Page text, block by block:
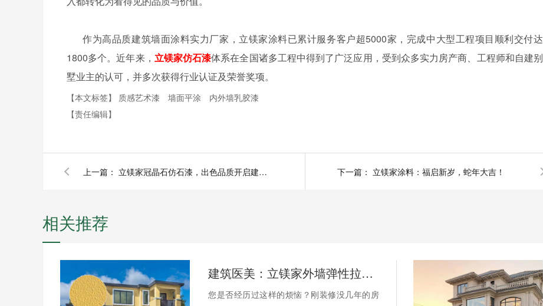
作为高品质建筑墙面涂料实力厂家，立镁家涂料已累计服务客户超5000家，完成中大型工程项目顺利交付达
1800多个。近年来， 立镁家仿石漆体系在全国诸多工程中得到了广泛应用，受到众多实力房产商、工程师和自建别
墅业主的认可，并多次获得行业认证及荣誉奖项。
【本文标签】 质感艺术漆 墙面平涂
内外墙乳胶漆
【责任编辑】
上一篇： 立镁家冠晶石仿石漆，出色品质开启建筑美学之旅！ 下一篇： 立镁家涂料：福启新岁，蛇年大吉！
相关推荐
建筑医美：立镁家外墙弹性拉毛漆的立体防护美学
您是否经历过这样的烦恼？刚装修没几年的房